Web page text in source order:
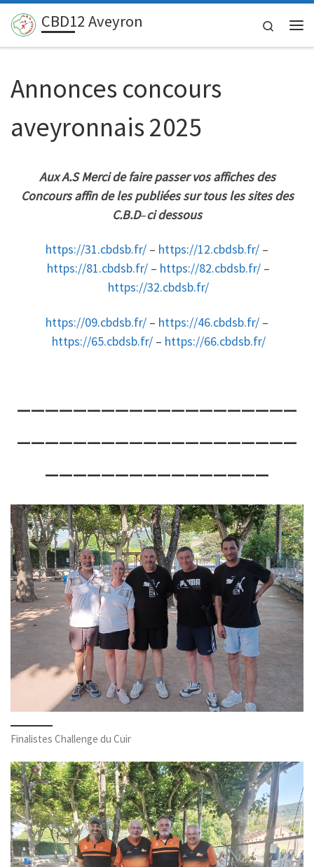
Passer au contenu
CBD12 Aveyron
Search
Annonces concours
aveyronnais 2025
Aux A.S Merci de faire passer vos affiches des
Concours affin de les publiées sur tous les sites des
C.B.D–ci dessous
https://31.cbdsb.fr/ – https://12.cbdsb.fr/ –
https://81.cbdsb.fr/ – https://82.cbdsb.fr/ –
https://32.cbdsb.fr/
https://09.cbdsb.fr/ – https://46.cbdsb.fr/ –
https://65.cbdsb.fr/– https://66.cbdsb.fr/
Finalistes Challenge du Cuir